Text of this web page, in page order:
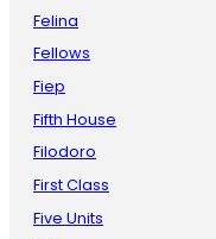
Felina
Fellows
Fiep
Fifth House
Filodoro
First Class
Five Units